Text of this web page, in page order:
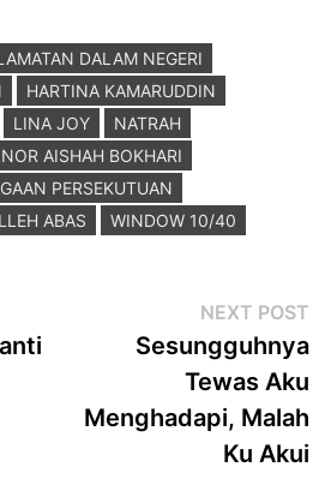
DALAM NEGERI
HARTINA KAMARUDDIN
LINA JOY
NATRAH
NOR AISHAH BOKHARI
PERSEKUTUAN
ABAS WINDOW 10/40
NEXT POST
Sesungguhnya
Tewas Aku
Menghadapi, Malah
Ku Akui